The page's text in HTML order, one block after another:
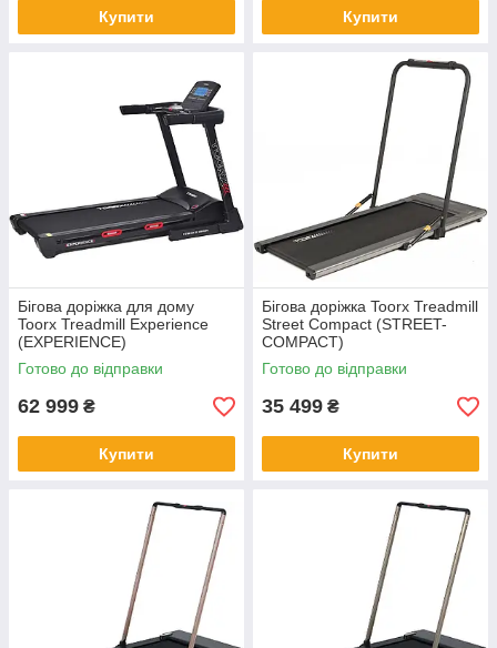
Купити Купити
Бігова доріжка для дому
Toorx Treadmill Experience
(EXPERIENCE)
Готово до відправки
62 999 ₴
Купити
Бігова доріжка Toorx Treadmill
Street Compact (STREET-
COMPACT)
Готово до відправки
35 499 ₴
Купити